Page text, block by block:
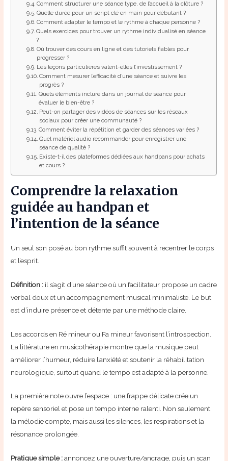
Comment structurer une séance type, de l’accueil à la clôture ?
Quelle durée pour un script clé en main pour débutant ?
Comment adapter le tempo et le rythme à chaque personne ?
Quels exercices pour trouver un rythme individualisé en séance
?
Où trouver des cours en ligne et des tutoriels fiables pour
progresser ?
Les leçons particulières valent-elles l’investissement ?
Comment mesurer l’efficacité d’une séance et suivre les
progrès ?
Quels éléments inclure dans un journal de séance pour
évaluer le bien-être ?
Peut-on partager des vidéos de séances sur les réseaux
sociaux pour créer une communauté ?
Comment éviter la répétition et garder des séances variées ?
Quel matériel audio recommander pour enregistrer une
séance de qualité ?
Existe‑t‑il des plateformes dédiées aux handpans pour achats
et cours ?
Comprendre la relaxation
guidée au handpan et
l’intention de la séance
Un seul son posé au bon rythme suffit souvent à recentrer le corps
et l’esprit.
Définition : il s’agit d’une séance où un facilitateur propose un cadre
verbal doux et un accompagnement musical minimaliste. Le but
est d’induire présence et détente par une méthode claire.
Les accords en Ré mineur ou Fa mineur favorisent l’introspection.
La littérature en musicothérapie montre que la musique peut
améliorer l’humeur, réduire l’anxiété et soutenir la réhabilitation
neurologique, surtout quand le tempo est adapté à la personne.
La première note ouvre l’espace : une frappe délicate crée un
repère sensoriel et pose un tempo interne ralenti. Non seulement
la mélodie compte, mais aussi les silences, les respirations et la
résonance prolongée.
Pratique simple :annoncez une ouverture/ancrage, puis un scan